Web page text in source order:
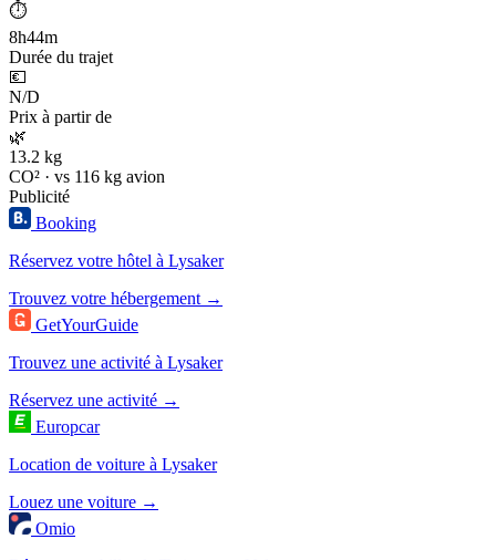
⏱️
8h44m
Durée du trajet
💶
N/D
Prix à partir de
🌿
13.2 kg
CO² · vs 116 kg avion
Publicité
Booking
Réservez votre hôtel à Lysaker
Trouvez votre hébergement →
GetYourGuide
Trouvez une activité à Lysaker
Réservez une activité →
Europcar
Location de voiture à Lysaker
Louez une voiture →
Omio